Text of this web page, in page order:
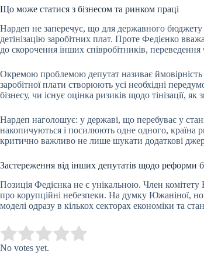
Що може статися з бізнесом та ринком праці
Нардеп не заперечує, що для державного
детінізацію заробітних плат. Проте Федієнко
до скорочення інших співробітників,
Окремою проблемою депутат називає
заробітної плати створюють усі необхідні
бізнесу, чи існує оцінка ризиків щодо тінізації,
Нардеп наголошує: у державі, що перебуває у
накопичуються і посилюють одне одного, країна
критично важливо не лише шукати додаткові
Застереження від інших депутатів щодо реформи
Позиція Федієнка не є унікальною. Член
про корупційні небезпеки. На думку Южаніної,
моделі одразу в кількох секторах економіки та
Rate this item:
No votes yet.